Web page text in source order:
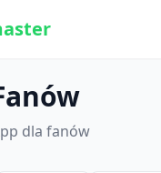
dla fanów